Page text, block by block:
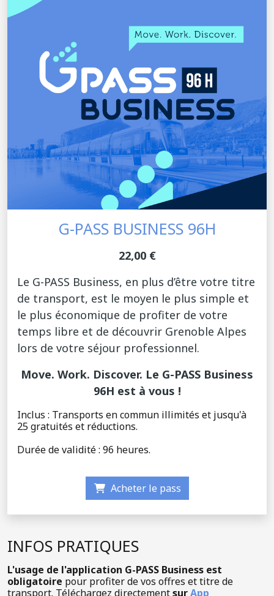
G-PASS BUSINESS 96H
22,00 €
Le G-PASS Business, en plus d’être votre titre
de transport, est le moyen le plus simple et
le plus économique de profiter de votre
temps libre et de découvrir Grenoble Alpes
lors de votre séjour professionnel.
Move. Work. Discover. Le G-PASS Business
96H est à vous !
Inclus : Transports en commun illimités et jusqu'à
25 gratuités et réductions.
Durée de validité : 96 heures.
Acheter le pass
INFOS PRATIQUES
L'usage de l'application G-PASS Business est
obligatoire pour profiter de vos offres et titre de
transport. Téléchargez directementsurApp